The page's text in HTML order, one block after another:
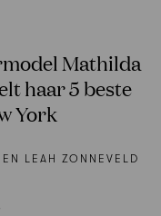
Mathilda
haar 5 beste
York
LEAH ZONNEVELD